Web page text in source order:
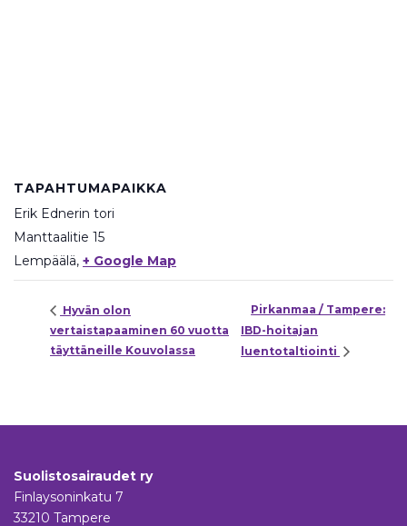
TAPAHTUMAPAIKKA
Erik Ednerin tori
Manttaalitie 15
Lempäälä, + Google Map
Hyvän olon
vertaistapaaminen 60 vuotta
täyttäneille Kouvolassa
Pirkanmaa / Tampere:
IBD-hoitajan
luentotaltiointi
Suolistosairaudet ry
Finlaysoninkatu 7
33210 Tampere